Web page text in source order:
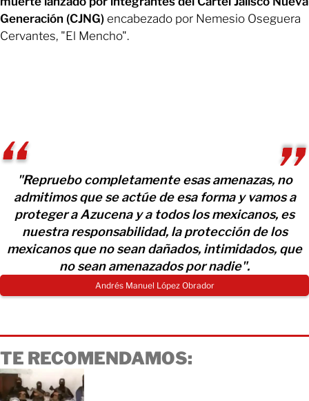
Generación (CJNG) encabezado por Nemesio Oseguera
Cervantes, "El Mencho".
"Repruebo completamente esas amenazas, no
admitimos que se actúe de esa forma y vamos a
proteger a Azucena y a todos los mexicanos, es
nuestra responsabilidad, la protección de los
mexicanos que no sean dañados, intimidados, que
no sean amenazados por nadie".
Andrés Manuel López Obrador
TE RECOMENDAMOS: